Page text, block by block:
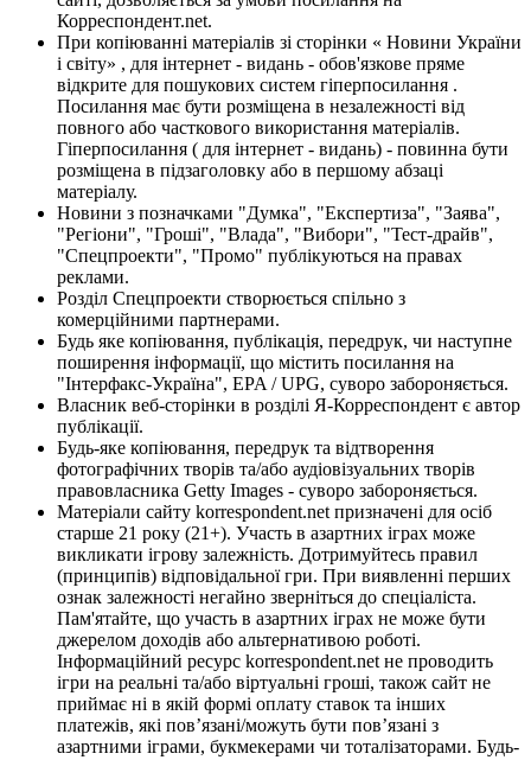
Корреспондент.net.
При копіюванні матеріалів зі сторінки « Новини України
і світу» , для інтернет - видань - обов'язкове пряме
відкрите для пошукових систем гіперпосилання .
Посилання має бути розміщена в незалежності від
повного або часткового використання матеріалів.
Гіперпосилання ( для інтернет - видань) - повинна бути
розміщена в підзаголовку або в першому абзаці
матеріалу.
Новини з позначками "Думка", "Експертиза", "Заява",
"Регіони", "Гроші", "Влада", "Вибори", "Тест-драйв",
"Спецпроекти", "Промо" публікуються на правах
реклами.
Розділ Спецпроекти створюється спільно з
комерційними партнерами.
Будь яке копіювання, публікація, передрук, чи наступне
поширення інформації, що містить посилання на
"Інтерфакс-Україна", EPA / UPG, суворо забороняється.
Власник веб-сторінки в розділі Я-Корреспондент є автор
публікації.
Будь-яке копіювання, передрук та відтворення
фотографічних творів та/або аудіовізуальних творів
правовласника Getty Images - суворо забороняється.
Матеріали сайту korrespondent.net призначені для осіб
старше 21 року (21+). Участь в азартних іграх може
викликати ігрову залежність. Дотримуйтесь правил
(принципів) відповідальної гри. При виявленні перших
ознак залежності негайно зверніться до спеціаліста.
Пам'ятайте, що участь в азартних іграх не може бути
джерелом доходів або альтернативою роботі.
Інформаційний ресурс korrespondent.net не проводить
ігри на реальні та/або віртуальні гроші, також сайт не
приймає ні в якій формі оплату ставок та інших
платежів, які пов’язані/можуть бути пов’язані з
азартними іграми, букмекерами чи тоталізаторами. Будь-